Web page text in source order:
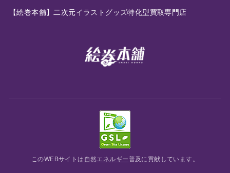
【絵巻本舗】二次元イラストグッズ特化型買取専門店
このWEBサイトは自然エネルギー普及に貢献しています。